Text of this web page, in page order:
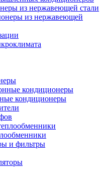
из нержавеющей стали
из нержавеющей
кондиционеры
кондиционеры
и фильтры